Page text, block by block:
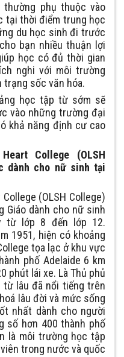
phụ thuộc vào
tại thời điểm trung học
du học sinh đi trước
bạn nhiều thuận lợi
học có đủ thời gian
nghi với môi trường
sốc văn hóa.
học tập từ sớm sẽ
vào những trường đại
khả năng định cư cao
College (OLSH
dành cho nữ sinh tại
(OLSH College)
Giáo dành cho nữ sinh
từ lớp 8 đến lớp 12.
1951, hiện có khoảng
tọa lạc ở khu vực
phố Adelaide 6 km
phút lái xe. Là Thủ phủ
từ lâu đã nổi tiếng trên
lâu đời và mức sống
nhất dành cho người
số hơn 400 thành phố
là môi trường học tập
trong nước và quốc